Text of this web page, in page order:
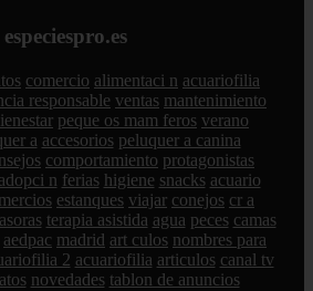
especiespro.es
comercio alimentaci n acuariofilia
responsable ventas mantenimiento
peque os mam feros verano
a accesorios peluquer a canina
comportamiento protagonistas
adopci n ferias higiene snacks acuario
estanques viajar conejos cr a
terapia asistida agua peces camas
aedpac madrid art culos nombres para
2 acuariofilia articulos canal tv
novedades tablon de anuncios